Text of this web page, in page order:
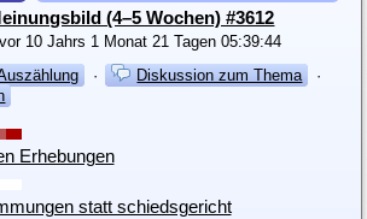
(4–5 Wochen) #3612
vor 10 Jahrs 1 Monat 21 Tagen 05:39:44
· Diskussion zum Thema
·
Erhebungen
statt schiedsgericht